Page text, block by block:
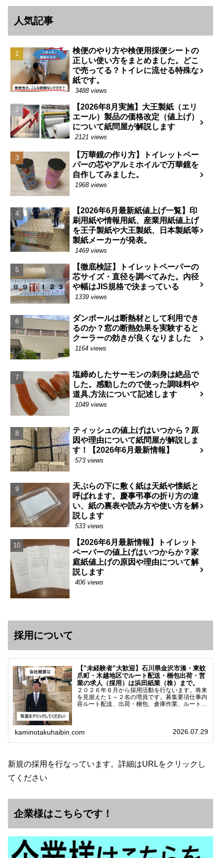
人気記事
検便のやり方や検便用採便シートの
正しい使い方をまとめました。どこ
で売ってる？トイレに流せる特殊な
紙です。
3488 views
【2026年8月実施】大王製紙（エリ
エール）製品の価格改定（値上げ）
について紙問屋が解説します
2121 views
【万華鏡の作り方】トイレットペー
パーの芯やアルミホイルで万華鏡を
自作してみました。
1968 views
【2026年6月最新紙値上げ一覧】印
刷用紙や情報用紙、産業用紙値上げ
を王子製紙や大王製紙、日本製紙等
製紙メーカーが発表。
1469 views
【徹底検証】トイレットペーパーの
芯サイズ・直径を調べてみた。内径
や幅はJIS規格で決まっている
1339 views
ダンボールは断熱材として利用でき
るのか？窓の断熱効果を実験すると
クーラーの効きが良くなりました
1164 views
塩締めしたサーモンの刺身は絶品で
した。感動したので使った調味料や
道具,方法について記述します
1049 views
ティッシュの値上げはいつから？原
因や理由について紙問屋が解説しま
す！【2026年6月最新情報】
573 views
天ぷらの下に敷く紙は天紙や懐紙と
呼ばれます。慶事弔事の折り方の違
い、紙の裏表や読み方や使い方を解
説します
533 views
【2026年6月最新情報】トイレット
ペーパーの値上げはいつからか？家
庭紙値上げの原因や理由について解
説します
406 views
採用について
【”未経験者”大歓迎】石川県金沢市湊・東蚊
爪町・木越地区でルート配送・梱包出荷・営
業の求人（採用）は浜田紙業（株）まで。
２０２６年６月から採用活動を行ないます。将来
を見据えた１～２名の増員です。募集要項仕事内
容ルート配送、出荷・梱包、倉庫作業、ルート営
kaminotakuhaibin.com 2026.07.29
新規の採用を行なっています。詳細はURLをクリックし
てください
企業様はこちらです！